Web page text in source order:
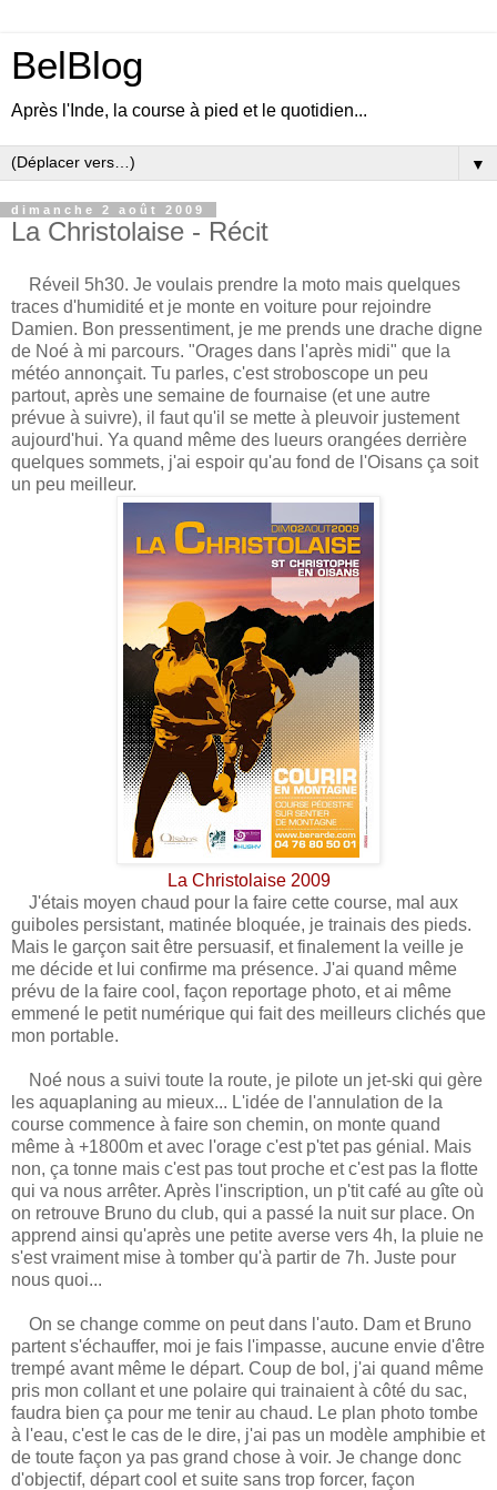
BelBlog
Après l'Inde, la course à pied et le quotidien...
▼
dimanche 2 août 2009
La Christolaise - Récit
Réveil 5h30. Je voulais prendre la moto mais quelques
traces d'humidité et je monte en voiture pour rejoindre
Damien. Bon pressentiment, je me prends une drache digne
de Noé à mi parcours. "Orages dans l'après midi" que la
météo annonçait. Tu parles, c'est stroboscope un peu
partout, après une semaine de fournaise (et une autre
prévue à suivre), il faut qu'il se mette à pleuvoir justement
aujourd'hui. Ya quand même des lueurs orangées derrière
quelques sommets, j'ai espoir qu'au fond de l'Oisans ça soit
un peu meilleur.
La Christolaise 2009
J'étais moyen chaud pour la faire cette course, mal aux
guiboles persistant, matinée bloquée, je trainais des pieds.
Mais le garçon sait être persuasif, et finalement la veille je
me décide et lui confirme ma présence. J'ai quand même
prévu de la faire cool, façon reportage photo, et ai même
emmené le petit numérique qui fait des meilleurs clichés que
mon portable.
Noé nous a suivi toute la route, je pilote un jet-ski qui gère
les aquaplaning au mieux... L'idée de l'annulation de la
course commence à faire son chemin, on monte quand
même à +1800m et avec l'orage c'est p'tet pas génial. Mais
non, ça tonne mais c'est pas tout proche et c'est pas la flotte
qui va nous arrêter. Après l'inscription, un p'tit café au gîte où
on retrouve Bruno du club, qui a passé la nuit sur place. On
apprend ainsi qu'après une petite averse vers 4h, la pluie ne
s'est vraiment mise à tomber qu'à partir de 7h. Juste pour
nous quoi...
On se change comme on peut dans l'auto. Dam et Bruno
partent s'échauffer, moi je fais l'impasse, aucune envie d'être
trempé avant même le départ. Coup de bol, j'ai quand même
pris mon collant et une polaire qui trainaient à côté du sac,
faudra bien ça pour me tenir au chaud. Le plan photo tombe
à l'eau, c'est le cas de le dire, j'ai pas un modèle amphibie et
de toute façon ya pas grand chose à voir. Je change donc
d'objectif, départ cool et suite sans trop forcer, façon